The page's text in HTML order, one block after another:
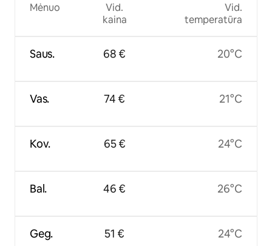
Mėnuo
Saus.
Vas.
Kov.
Bal.
Geg.
Vid.
kaina
68 €
74 €
65 €
46 €
51 €
Vid.
temperatūra
20°C
21°C
24°C
26°C
24°C